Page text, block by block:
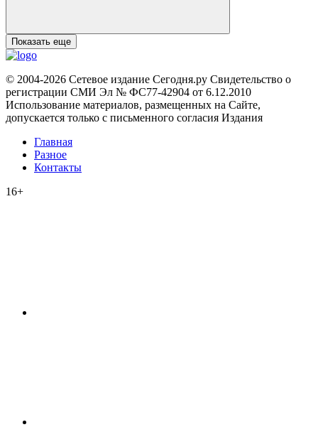
Показать еще
© 2004-2026 Сетевое издание Сегодня.ру Свидетельство о
регистрации СМИ Эл № ФС77-42904 от 6.12.2010
Использование материалов, размещенных на Сайте,
допускается только с письменного согласия Издания
Главная
Разное
Контакты
16+